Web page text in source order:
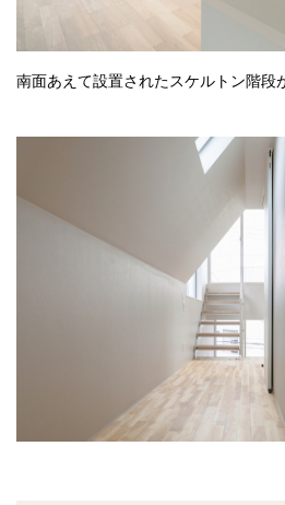
南面あえて設置されたスケルトン階段